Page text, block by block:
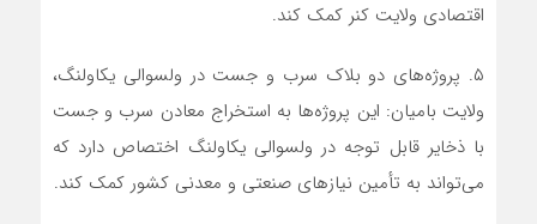
اقتصادی ولایت کنر کمک کند.
۵. پروژه‌های دو بلاک سرب و جست در ولسوالی یکاولنگ،
ولایت بامیان: این پروژه‌ها به استخراج معادن سرب و جست
با ذخایر قابل توجه در ولسوالی یکاولنگ اختصاص دارد که
می‌تواند به تأمین نیازهای صنعتی و معدنی کشور کمک کند.